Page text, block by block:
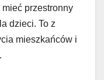
mieć przestronny
dzieci. To z
mieszkańców i